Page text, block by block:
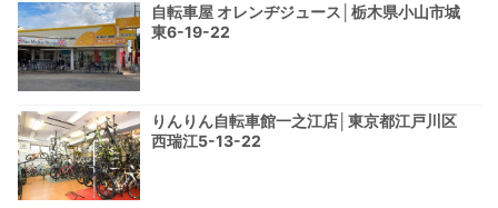
自転車屋 オレンヂジュース│栃木県小山市城
東6-19-22
りんりん自転車館一之江店│東京都江戸川区
西瑞江5-13-22